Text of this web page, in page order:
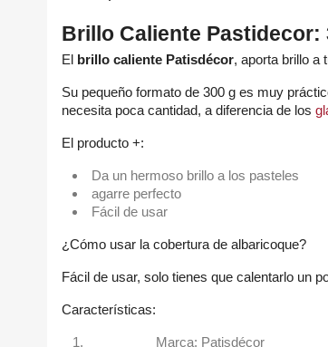
Brillo Caliente Pastidecor:
El brillo caliente Patisdécor, aporta brillo a
Su pequeño formato de 300 g es muy
necesita poca cantidad, a diferencia de los
El producto +:
Da un hermoso brillo a los pasteles
agarre perfecto
Fácil de usar
¿Cómo usar la cobertura de albaricoque?
Fácil de usar, solo tienes que calentarlo un
Características:
Marca: Patisdécor